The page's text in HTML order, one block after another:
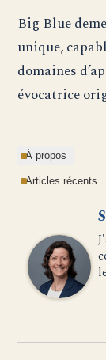
Big Blue
unique,
domaines
évocatrice
À propos
Articles récents